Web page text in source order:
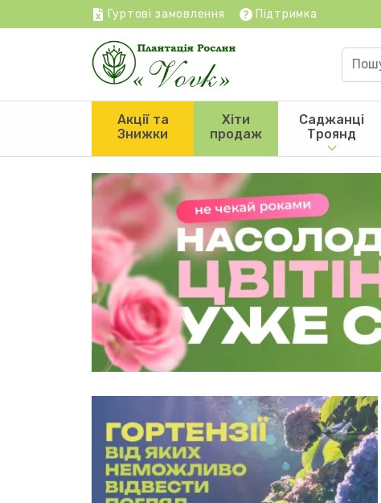
Гуртові замовлення Підтримка
Акції та
Знижки
Хіти
продаж
Саджанці
Троянд